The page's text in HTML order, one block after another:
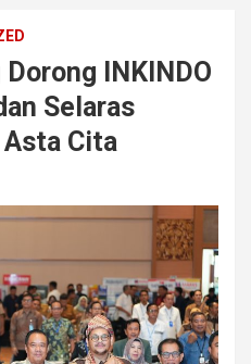
INKINDO
Selaras
Cita